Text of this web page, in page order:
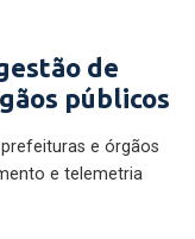
de
públicos
e órgãos
e telemetria